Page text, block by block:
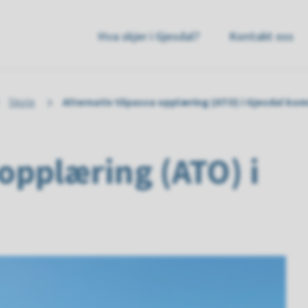
Hva skjer i Gjesdal? Kontakt oss
Skole Alternativ tilpassa opplæring (ATO) i Gjesdal
(ATO) i